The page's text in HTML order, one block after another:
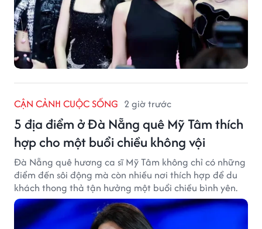
CẬN CẢNH CUỘC SỐNG 2 giờ trước
5 địa điểm ở Đà Nẵng quê Mỹ Tâm thích
hợp cho một buổi chiều không vội
Đà Nẵng quê hương ca sĩ Mỹ Tâm không chỉ có những
điểm đến sôi động mà còn nhiều nơi thích hợp để du
khách thong thả tận hưởng một buổi chiều bình yên.